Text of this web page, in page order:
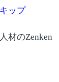
ップ
材のZenken